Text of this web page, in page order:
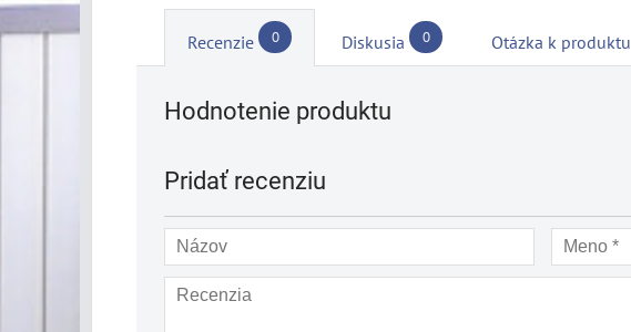
Recenzie 0 Diskusia 0 Otázka k produktu
Hodnotenie produktu
Pridať recenziu